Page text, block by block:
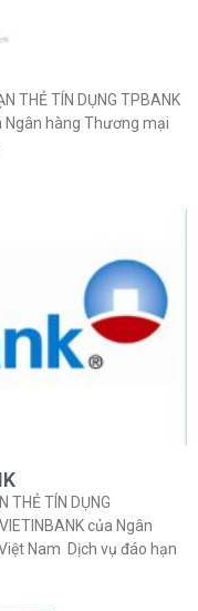
THẺ TÍN DỤNG TPBANK
Ngân hàng Thương mại
THẺ TÍN DỤNG
của Ngân
Nam Dịch vụ đáo hạn